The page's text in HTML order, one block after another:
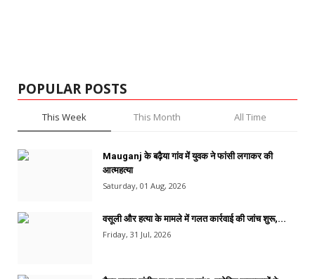
POPULAR POSTS
This Week This Month All Time
Mauganj के बढ़ैया गांव में युवक ने फांसी लगाकर की
आत्महत्या
Saturday, 01 Aug, 2026
वसूली और हत्या के मामले में गलत कार्रवाई की जांच शुरू,...
Friday, 31 Jul, 2026